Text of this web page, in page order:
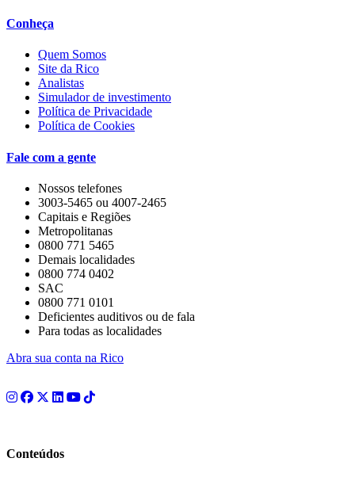
Conheça
Quem Somos
Site da Rico
Analistas
Simulador de investimento
Política de Privacidade
Política de Cookies
Fale com a gente
Nossos telefones
3003-5465 ou 4007-2465
Capitais e Regiões
Metropolitanas
0800 771 5465
Demais localidades
0800 774 0402
SAC
0800 771 0101
Deficientes auditivos ou de fala
Para todas as localidades
Abra sua conta na Rico
Conteúdos